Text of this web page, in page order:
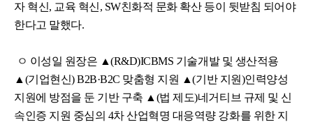
자 혁신, 교육 혁신, SW친화적 문화 확산 등이 뒷받침 되어야
한다고 말했다.
ㅇ 이성일 원장은 ▲(R&D)ICBMS 기술개발 및 생산적용
▲(기업현신) B2B·B2C 맞춤형 지원 ▲(기반 지원)인력양성
지원에 방점을 둔 기반 구축 ▲(법 제도)네거티브 규제 및 신
속인증 지원 중심의 4차 산업혁명 대응역량 강화를 위한 지